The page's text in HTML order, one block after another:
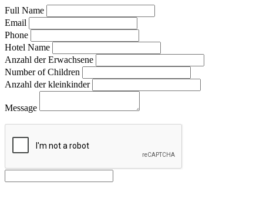
Full Name
Email
Phone
Hotel Name
Anzahl der Erwachsene
Number of Children
Anzahl der kleinkinder
Message